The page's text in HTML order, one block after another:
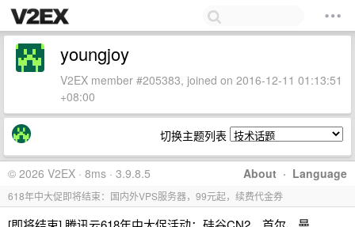
youngjoy
V2EX member #205383, joined on 2016-12-11 01:13:51
+08:00
切换主题列表
About · Language
© 2026 V2EX · 8ms · 3.9.8.5
618年中大促即将结束：国内外VPS服务器，99元起，续费代金券